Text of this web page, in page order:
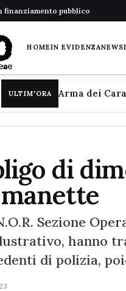
finanziamento pubblico
HOMEIN EVIDENZANEWS
ULTIM'ORA
di
Sezione
hanno
di polizia,